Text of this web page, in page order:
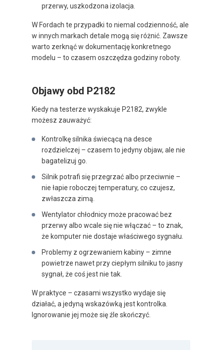
przerwy, uszkodzona izolacja.
W Fordach te przypadki to niemal codzienność, ale
w innych markach detale mogą się różnić. Zawsze
warto zerknąć w dokumentację konkretnego
modelu – to czasem oszczędza godziny roboty.
Objawy obd P2182
Kiedy na testerze wyskakuje P2182, zwykle
możesz zauważyć:
Kontrolkę silnika świecącą na desce
rozdzielczej – czasem to jedyny objaw, ale nie
bagatelizuj go.
Silnik potrafi się przegrzać albo przeciwnie –
nie łapie roboczej temperatury, co czujesz,
zwłaszcza zimą.
Wentylator chłodnicy może pracować bez
przerwy albo wcale się nie włączać – to znak,
że komputer nie dostaje właściwego sygnału.
Problemy z ogrzewaniem kabiny – zimne
powietrze nawet przy ciepłym silniku to jasny
sygnał, że coś jest nie tak.
W praktyce – czasami wszystko wydaje się
działać, a jedyną wskazówką jest kontrolka.
Ignorowanie jej może się źle skończyć.